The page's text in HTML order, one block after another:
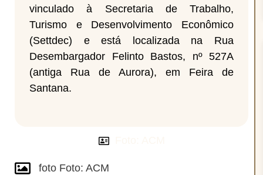
vinculado à Secretaria de Trabalho,
Turismo e Desenvolvimento Econômico
(Settdec) e está localizada na Rua
Desembargador Felinto Bastos, nº 527A
(antiga Rua de Aurora), em Feira de
Santana.
foto Foto: ACM